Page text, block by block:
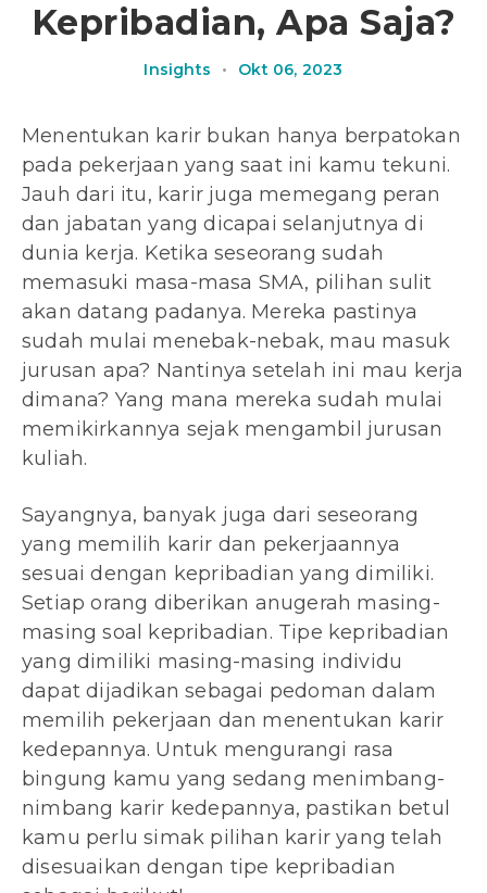
Kepribadian, Apa Saja?
Insights • Okt 06, 2023
Menentukan karir bukan hanya berpatokan
pada pekerjaan yang saat ini kamu tekuni.
Jauh dari itu, karir juga memegang peran
dan jabatan yang dicapai selanjutnya di
dunia kerja. Ketika seseorang sudah
memasuki masa-masa SMA, pilihan sulit
akan datang padanya. Mereka pastinya
sudah mulai menebak-nebak, mau masuk
jurusan apa? Nantinya setelah ini mau kerja
dimana? Yang mana mereka sudah mulai
memikirkannya sejak mengambil jurusan
kuliah.
Sayangnya, banyak juga dari seseorang
yang memilih karir dan pekerjaannya
sesuai dengan kepribadian yang dimiliki.
Setiap orang diberikan anugerah masing-
masing soal kepribadian. Tipe kepribadian
yang dimiliki masing-masing individu
dapat dijadikan sebagai pedoman dalam
memilih pekerjaan dan menentukan karir
kedepannya. Untuk mengurangi rasa
bingung kamu yang sedang menimbang-
nimbang karir kedepannya, pastikan betul
kamu perlu simak pilihan karir yang telah
disesuaikan dengan tipe kepribadian